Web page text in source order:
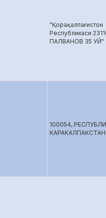
"Қорақалпағистон
Республикаси
ПАЛВАНОВ 35 УЙ"
100054,